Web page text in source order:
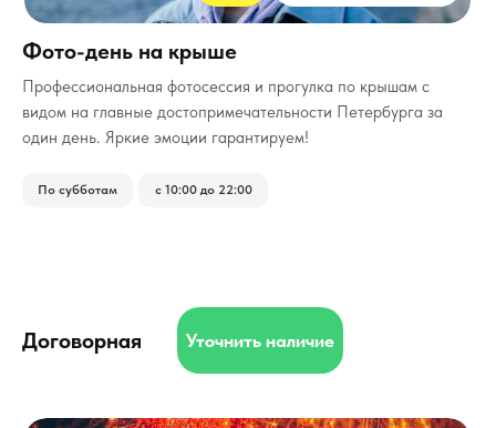
Профессиональная фотосессия и прогулка по крышам с
видом на главные достопримечательности Петербурга за
один день. Яркие эмоции гарантируем!
Договорная
По субботам с 10:00 до 22:00
Уточнить наличие
Фото-день на крыше